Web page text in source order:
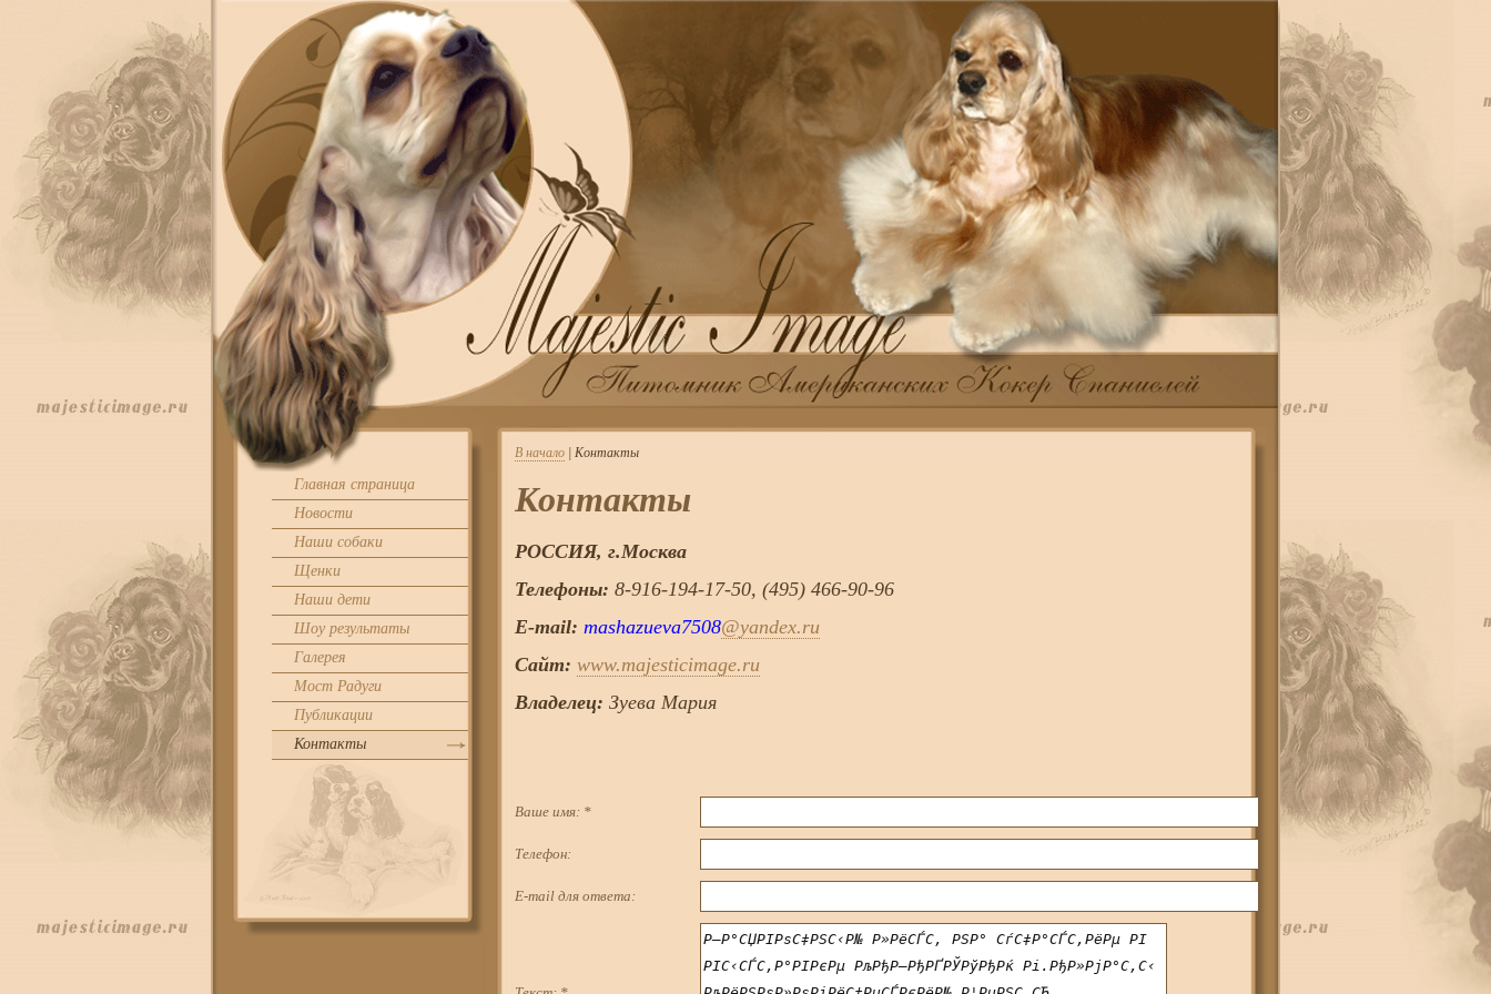
Главная страница
Новости
Наши собаки
Щенки
Наши дети
Шоу результаты
Галерея
Мост Радуги
Публикации
Контакты
В начало | Контакты
Контакты
РОССИЯ, г.Москва
Телефоны: 8-916-194-17-50, (495) 466-90-96
E-mail: mashazueva7508@yandex.ru
Сайт: www.majesticimage.ru
Владелец: Зуева Мария
Ваше имя: *
Телефон:
E-mail для ответа: